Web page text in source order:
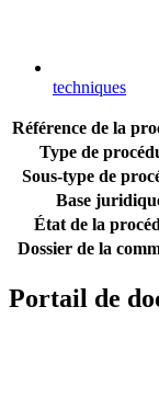
techniques
Référence de la
Type de
Sous-type de
Base
État de la
Dossier de la
Portail de